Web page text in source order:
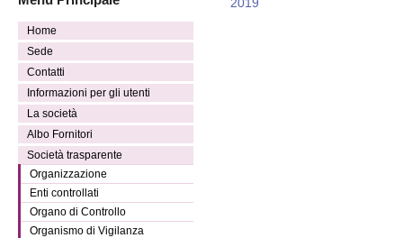
Home
Sede
Contatti
Informazioni per gli utenti
La società
Albo Fornitori
Società trasparente
Organizzazione
Enti controllati
Organo di Controllo
Organismo di Vigilanza
2019